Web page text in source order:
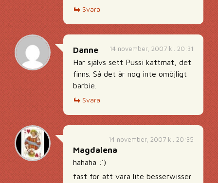
Svara
14 november, 2007 kl. 20:31
Danne
Har självs sett Pussi kattmat, det
finns. Så det är nog inte omöjligt
barbie.
Svara
14 november, 2007 kl. 20:35
Magdalena
hahaha :’)
fast för att vara lite besserwisser